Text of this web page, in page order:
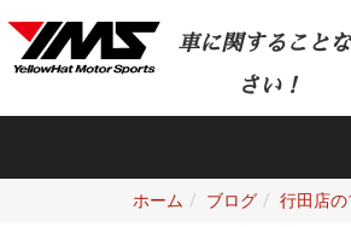
車に関すること
さい！
ホーム ブログ 行田店